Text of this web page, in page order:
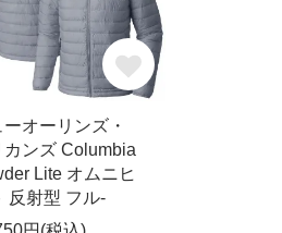
ーオーリンズ・
カンズ Columbia
Lite オムニヒ
反射型 フル-